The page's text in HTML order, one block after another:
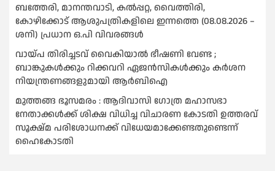
ബത്തേരി, മാനന്തവാടി, കൽപ്പറ്റ, വൈത്തിരി,
കോഴിക്കോട് ആശുപത്രികളിലെ ഇന്നത്തെ (08.08.2026 –
ശനി) പ്രധാന ഒ.പി വിവരങ്ങൾ
വായ്പ തിരിച്ചടവ് വൈകിയാല്‍ ഭീഷണി വേണ്ട ;
ബാങ്കുകള്‍ക്കും റിക്കവറി ഏജൻസികള്‍ക്കും കര്‍ശന
നിയന്ത്രണങ്ങളുമായി ആര്‍ബിഐ
മുത്തങ്ങ ഭൂസമരം : ആദിവാസി ഗോത്ര മഹാസഭാ
നേതാക്കള്‍ക്ക് ശിക്ഷ വിധിച്ച വിചാരണ കോടതി ഉത്തരവ്
സൂക്ഷ്മ പരിശോധനക്ക് വിധേയമാക്കേണ്ടതുണ്ടെന്ന്
ഹൈകോടതി